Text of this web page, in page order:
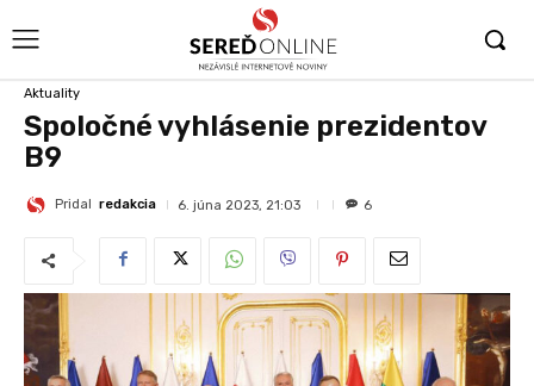
Aktuality
Spoločné vyhlásenie prezidentov
B9
Pridal redakcia 6. júna 2023, 21:03 6